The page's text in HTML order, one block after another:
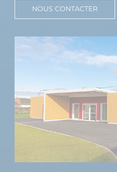
NOUS CONTACTER